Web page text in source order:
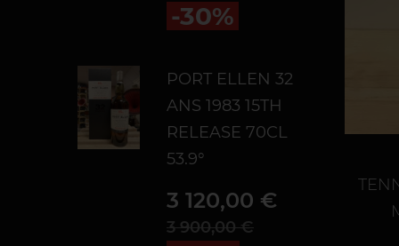
-30%
PORT ELLEN 32
ANS 1983 15TH
RELEASE 70CL
53.9°
Prix
3 120,00 €
Prix de base
3 900,00 €